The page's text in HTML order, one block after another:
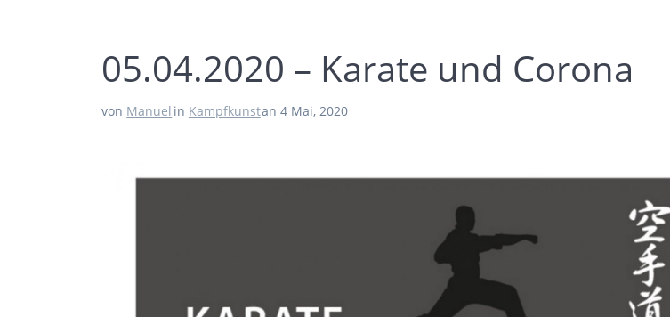
05.04.2020 – Karate und Corona
von Manuel in Kampfkunstan 4 Mai, 2020